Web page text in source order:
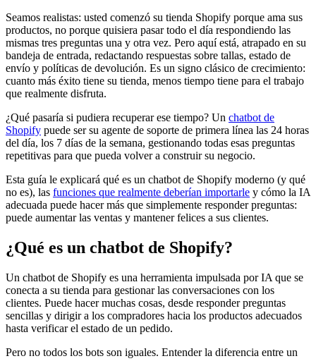
Seamos realistas: usted comenzó su tienda Shopify porque ama sus
productos, no porque quisiera pasar todo el día respondiendo las
mismas tres preguntas una y otra vez. Pero aquí está, atrapado en su
bandeja de entrada, redactando respuestas sobre tallas, estado de
envío y políticas de devolución. Es un signo clásico de crecimiento:
cuanto más éxito tiene su tienda, menos tiempo tiene para el trabajo
que realmente disfruta.
¿Qué pasaría si pudiera recuperar ese tiempo? Un chatbot de
Shopify puede ser su agente de soporte de primera línea las 24 horas
del día, los 7 días de la semana, gestionando todas esas preguntas
repetitivas para que pueda volver a construir su negocio.
Esta guía le explicará qué es un chatbot de Shopify moderno (y qué
no es), las funciones que realmente deberían importarle y cómo la IA
adecuada puede hacer más que simplemente responder preguntas:
puede aumentar las ventas y mantener felices a sus clientes.
¿Qué es un chatbot de Shopify?
Un chatbot de Shopify es una herramienta impulsada por IA que se
conecta a su tienda para gestionar las conversaciones con los
clientes. Puede hacer muchas cosas, desde responder preguntas
sencillas y dirigir a los compradores hacia los productos adecuados
hasta verificar el estado de un pedido.
Pero no todos los bots son iguales. Entender la diferencia entre un